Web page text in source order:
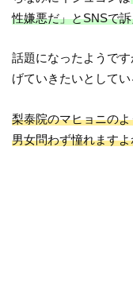
性嫌悪だ」とSNSで
話題になったようで
げていきたいとしてい
梨泰院のマヒョニの
男女問わず憧れます